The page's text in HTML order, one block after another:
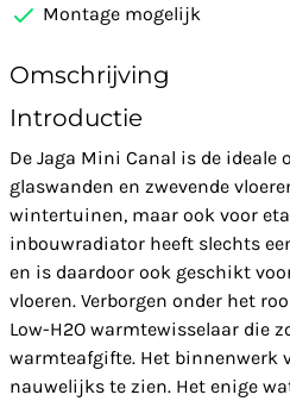
Montage mogelijk
Omschrijving
Introductie
De Jaga Mini Canal is de ideale
glaswanden en zwevende
wintertuinen, maar ook voor
inbouwradiator heeft slechts
en is daardoor ook geschikt
vloeren. Verborgen onder het
Low-H2O warmtewisselaar die
warmteafgifte. Het binnenwerk
nauwelijks te zien. Het enige